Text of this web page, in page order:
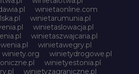
winietaonline.com
winietarumunia.pl
winietaslowacja.pl
winietaszwajcaria.pl
winietawegry.pl
winiety.org
winietydrogowe.pl
winietyestonia.pl
winietyzagraniczne.pl